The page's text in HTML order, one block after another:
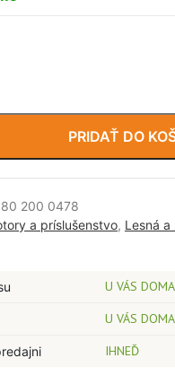
PRIDAŤ DO
200 0478
a príslušenstvo, Lesná a
U VÁS
U VÁS
IHNEĎ